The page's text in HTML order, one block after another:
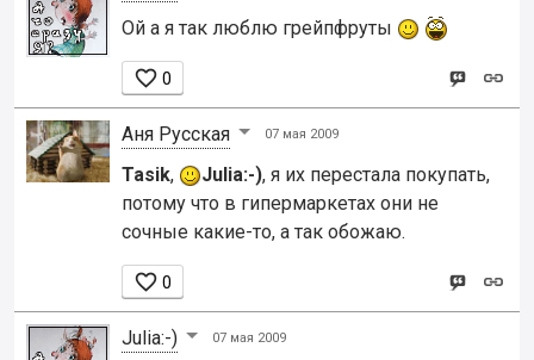
Ой а я так люблю грейпфруты
 0
Аня Русская 07 мая 2009
Tasik, Julia:-), я их перестала покупать,
потому что в гипермаркетах они не
сочные какие-то, а так обожаю.
 0
Julia:-) 07 мая 2009